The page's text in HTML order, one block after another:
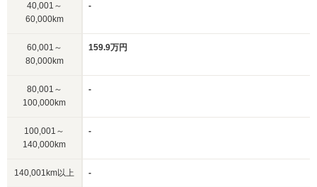
40,001～
60,000km
-
60,001～
80,000km
159.9万円
80,001～
100,000km
-
100,001～
140,000km
-
140,001km以上 -